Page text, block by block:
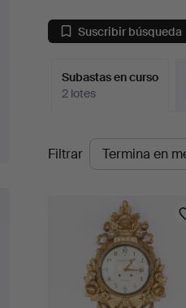
Suscribir búsqueda
Subastas en curso
2 lotes
Subastas
en
Filtrar